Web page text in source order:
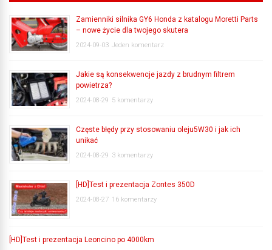
Zamienniki silnika GY6 Honda z katalogu Moretti Parts
– nowe życie dla twojego skutera
2024-09-03 Jeden komentarz
Jakie są konsekwencje jazdy z brudnym filtrem
powietrza?
2024-08-29 5 komentarzy
Częste błędy przy stosowaniu oleju5W30 i jak ich
unikać
2024-08-29 3 komentarzy
[HD]Test i prezentacja Zontes 350D
2024-08-27 16 komentarzy
[HD]Test i prezentacja Leoncino po 4000km